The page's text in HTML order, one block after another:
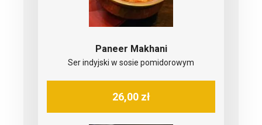
Paneer Makhani
Ser indyjski w sosie pomidorowym
26,00 zł